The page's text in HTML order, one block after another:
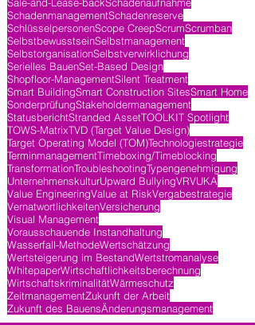
SchadenmanagementSchadenreserve
SchlüsselpersonenScope CreepScrumScrumban
SelbstbewusstseinSelbstmanagement
SelbstorganisationSelbstverwirklichung
Serielles BauenSet-Based Design
Shopfloor-ManagementSilent Treatment
Smart BuildingSmart Construction SitesSmart Home
SonderprüfungStakeholdermanagement
StatusberichtStranded AssetTOOLKIT Spotlight
TOWS-MatrixTVD (Target Value Design)
Target Operating Model (TOM)Technologiestrategie
TerminmanagementTimeboxing/Timeblocking
TransformationTroubleshootingTypengenehmigung
UnternehmenskulturUpward BullyingVRVUKA
Value EngineeringValue at RiskVergabestrategie
VernatwortlichkeitenVersicherung
Visual Management
Vorausschauende Instandhaltung
Wasserfall-MethodeWertschätzung
Wertsteigerung im BestandWertstromanalyse
WhitepaperWirtschaftlichkeitsberechnung
WirtschaftskriminalitätWärmeschutz
ZeitmanagementZukunft der Arbeit
Zukunft des BauensÄnderungsmanagement